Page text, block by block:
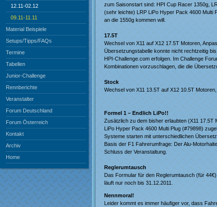
12.11-02.12
09.11-11.11
Material Beispiele
Setups/Tipps/FAQs
Termine
Tabellen
Junior-Challenge
Rennberichte
Veranstalter
Forum Deutschland
Forum Österreich
Kontakt
Archiv
Home
zum Saisonstart sind: HPI Cup Racer 1350g,
(sehr leichte) LRP LiPo Hyper Pack 4600 Multi
an die 1550g kommen will.
17.5T
Wechsel von X11 auf X12 17.5T Motoren,
Übersetzungstabelle konnte nicht rechtzeitig
HPI-Challenge.com erfolgen. Im Challenge
Kombinationen vorzuschlagen, die die
Stock
Wechsel von X11 13.5T auf X12 10.5T
Formel 1 – Endlich LiPo!!
Zusätzlich zu dem bisher erlaubten (X11 17.5T
LiPo Hyper Pack 4600 Multi Plug (#79898)
Systeme starten mit unterschiedlichen
Basis der F1 Fahrerumfrage: Der Alu-
Schluss der Veranstaltung.
Reglerumtausch
Das Formular für den Reglerumtausch (für
läuft nur noch bis 31.12.2011.
Nennmoral!
Leider kommt es immer häufiger vor, dass